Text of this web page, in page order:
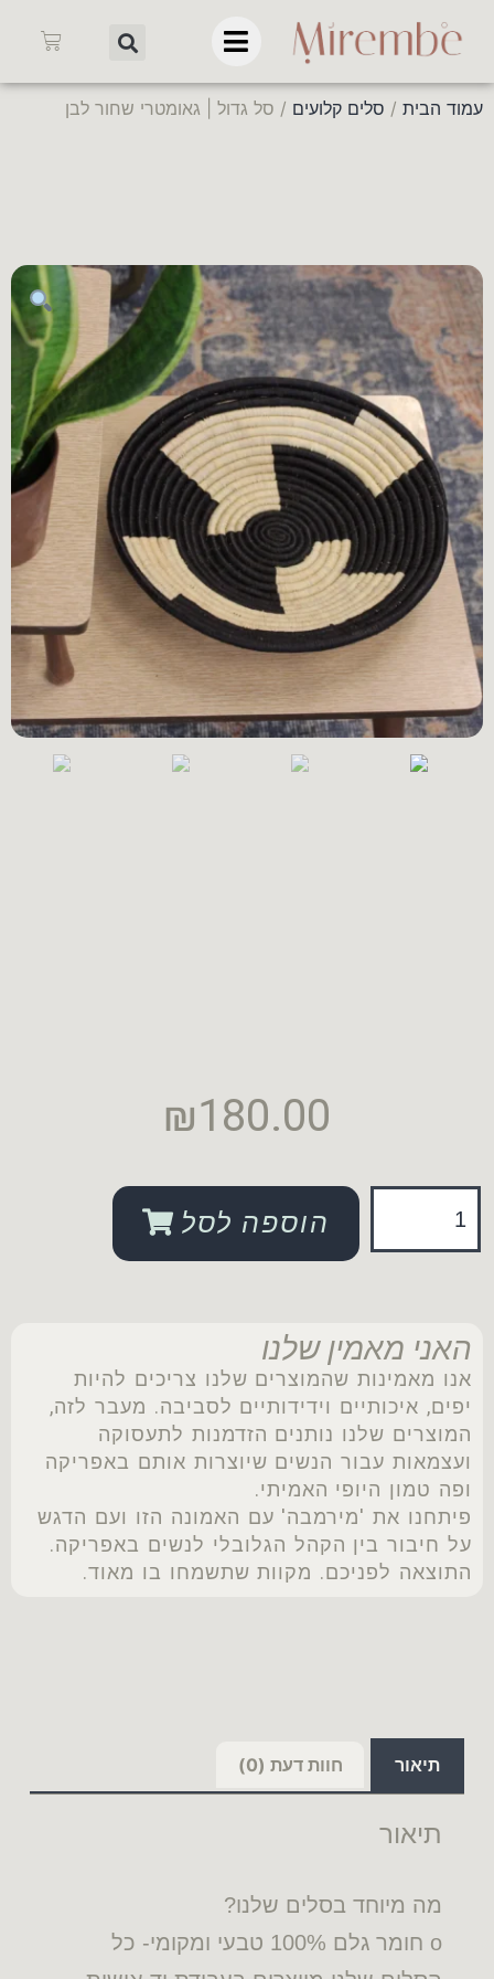
עמוד הבית / סלים קלועים / סל גדול | גאומטרי שחור לבן
₪180.00
הוספה לסל
האני מאמין שלנו
אנו מאמינות שהמוצרים שלנו צריכים להיות
יפים, איכותיים וידידותיים לסביבה. מעבר לזה,
המוצרים שלנו נותנים הזדמנות לתעסוקה
ועצמאות עבור הנשים שיוצרות אותם באפריקה
ופה טמון היופי האמיתי.
פיתחנו את 'מירמבה' עם האמונה הזו ועם הדגש
על חיבור בין הקהל הגלובלי לנשים באפריקה.
התוצאה לפניכם. מקוות שתשמחו בו מאוד.
תיאור חוות דעת (0)
תיאור
מה מיוחד בסלים שלנו?
o חומר גלם 100% טבעי ומקומי- כל